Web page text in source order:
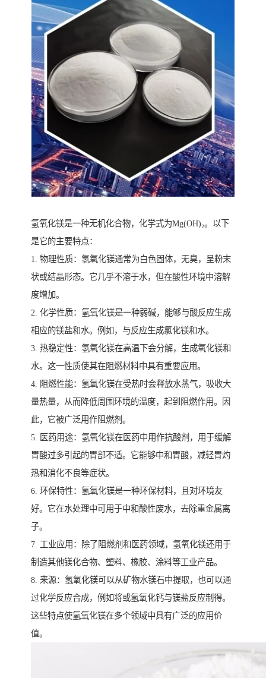
氢氧化镁是一种无机化合物，化学式为Mg(OH)₂。以下
是它的主要特点：
1. 物理性质：氢氧化镁通常为白色固体，无臭，呈粉末
状或结晶形态。它几乎不溶于水，但在酸性环境中溶解
度增加。
2. 化学性质：氢氧化镁是一种弱碱，能够与酸反应生成
相应的镁盐和水。例如，与反应生成氯化镁和水。
3. 热稳定性：氢氧化镁在高温下会分解，生成氧化镁和
水。这一性质使其在阻燃材料中具有重要应用。
4. 阻燃性能：氢氧化镁在受热时会释放水蒸气，吸收大
量热量，从而降低周围环境的温度，起到阻燃作用。因
此，它被广泛用作阻燃剂。
5. 医药用途：氢氧化镁在医药中用作抗酸剂，用于缓解
胃酸过多引起的胃部不适。它能够中和胃酸，减轻胃灼
热和消化不良等症状。
6. 环保特性：氢氧化镁是一种环保材料，且对环境友
好。它在水处理中可用于中和酸性废水，去除重金属离
子。
7. 工业应用：除了阻燃剂和医药领域，氢氧化镁还用于
制造其他镁化合物、塑料、橡胶、涂料等工业产品。
8. 来源：氢氧化镁可以从矿物水镁石中提取，也可以通
过化学反应合成，例如将或氢氧化钙与镁盐反应制得。
这些特点使氢氧化镁在多个领域中具有广泛的应用价
值。